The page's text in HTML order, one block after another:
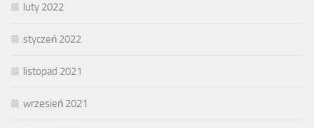
luty 2022
styczeń 2022
listopad 2021
wrzesień 2021